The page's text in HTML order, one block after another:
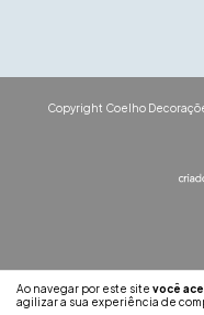
Ao navegar por este site você
agilizar a sua experiência de
Copyright Coelho